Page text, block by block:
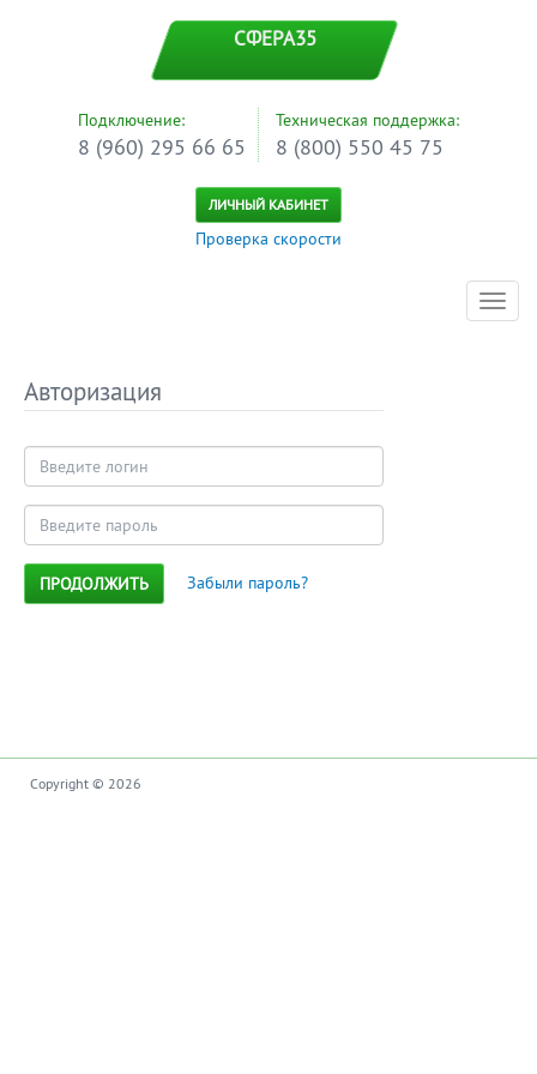
СФЕРА35
Подключение:
8 (960) 295 66 65
Техническая поддержка:
8 (800) 550 45 75
ЛИЧНЫЙ КАБИНЕТ
Проверка скорости
Авторизация
ПРОДОЛЖИТЬ Забыли пароль?
Copyright © 2026